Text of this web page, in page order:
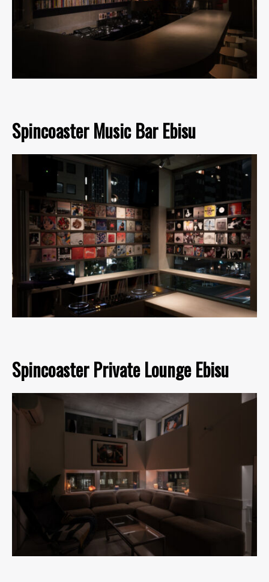
Spincoaster Music Bar Ebisu
Spincoaster Private Lounge Ebisu